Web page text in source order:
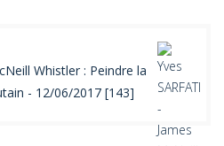
Whistler : Peindre la
- 12/06/2017 [143]